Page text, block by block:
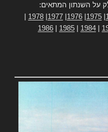
על השנתון המתאים:
1975
1976
1977
1978
1984
1985
1986